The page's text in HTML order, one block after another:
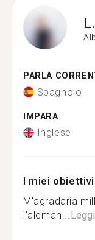
L.
PARLA
Spagnolo
IMPARA
Inglese
I miei
M'agradaria
l'aleman...